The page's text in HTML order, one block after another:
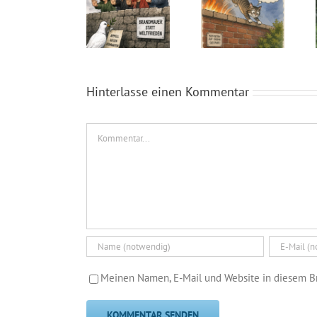
Hinterlasse einen Kommentar
Meinen Namen, E-Mail und Website in diesem